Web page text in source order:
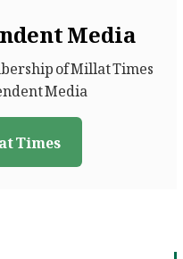
Media
of Millat Times
Media.
Times